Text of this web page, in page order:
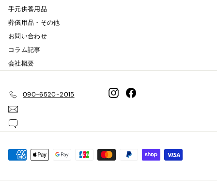
手元供養用品
葬儀用品・その他
お問い合わせ
コラム記事
会社概要
090-6520-2015 InstagramFacebook